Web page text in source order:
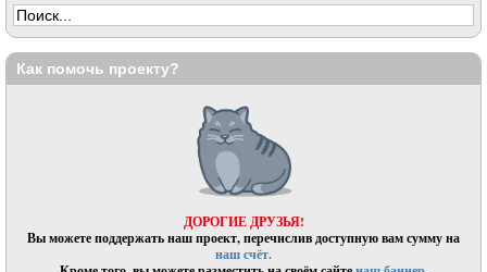
Как помочь проекту?
ДОРОГИЕ ДРУЗЬЯ!
Вы можете поддержать наш проект, перечислив доступную вам сумму на
наш счёт.